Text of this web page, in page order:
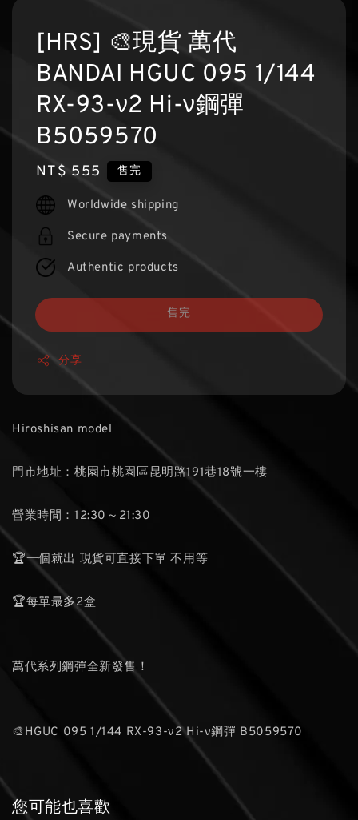
[HRS] 🎨現貨 萬代
BANDAI HGUC 095 1/144
RX-93-ν2 Hi-ν鋼彈
B5059570
Regular
price
NT$ 555 售完
Worldwide shipping
Secure payments
Authentic products
售完
分享
Hiroshisan model
門市地址：桃園市桃園區昆明路191巷18號一樓
營業時間：12:30～21:30
🏆一個就出 現貨可直接下單 不用等
🏆每單最多2盒
萬代系列鋼彈全新發售！
🎨HGUC 095 1/144 RX-93-ν2 Hi-ν鋼彈 B5059570
您可能也喜歡